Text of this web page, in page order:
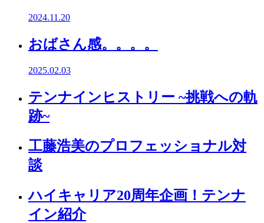
2024.11.20
おばさん感。。。。
2025.02.03
テンナインヒストリー ~挑戦への軌
跡~
工藤浩美のプロフェッショナル対
談
ハイキャリア20周年企画！テンナ
イン紹介